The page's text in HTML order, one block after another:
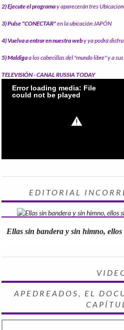
2) Ejecute el programay aparecerán tres
3) Pulse "CONECTAR"en la ubicación JAPÓN
4) Vuelva a entrar en nuestra weby ya podrá
5) Maldigaa los cabecillas del "mundo libre" y a
TELEVISIÓN - CANAL RUSSIA TODAY
EDITORIAL
Ellas sin bandera y sin himno, ellos
APEDREADOS, EL